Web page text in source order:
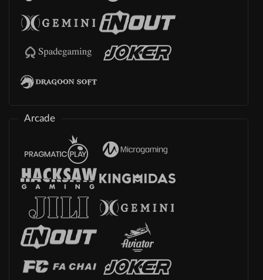
Arcade